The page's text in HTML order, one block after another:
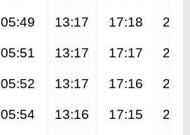
05:49 13:17 17:18
05:51 13:17 17:17
05:52 13:17 17:16
05:54 13:16 17:15